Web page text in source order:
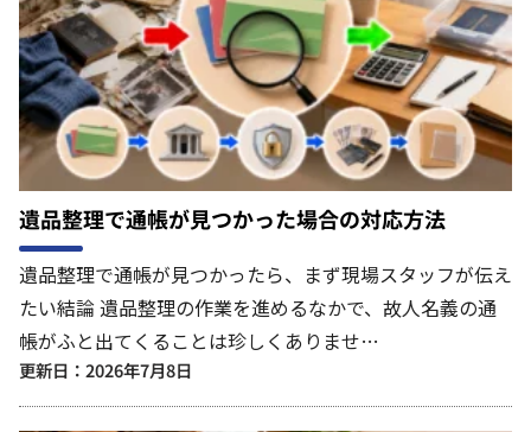
遺品整理で通帳が見つかった場合の対応方法
遺品整理で通帳が見つかったら、まず現場スタッフが伝え
たい結論 遺品整理の作業を進めるなかで、故人名義の通
帳がふと出てくることは珍しくありませ…
更新日：2026年7月8日